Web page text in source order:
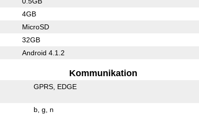
4GB
MicroSD
32GB
Android 4.1.2
Kommunikation
GPRS EDGE
b g n